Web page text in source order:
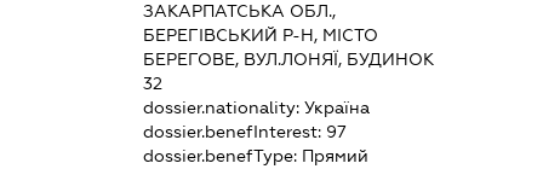
ЗАКАРПАТСЬКА ОБЛ.,
БЕРЕГІВСЬКИЙ Р-Н, МІСТО
БЕРЕГОВЕ, ВУЛ.ЛОНЯЇ, БУДИНОК
32
dossier.nationality: Україна
dossier.benefInterest: 97
dossier.benefType: Прямий